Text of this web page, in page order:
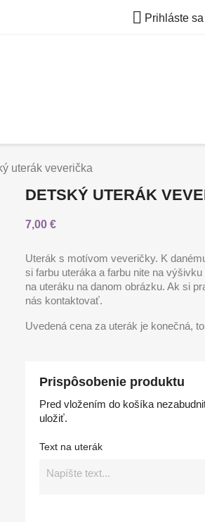
 Prihláste sa
uterák veverička
DETSKÝ UTERÁK
7,00 €
Uterák s motívom veveričky. K
si farbu uteráka a farbu nite na
na uteráku na danom obrázku. Ak si
nás kontaktovať.
Uvedená cena za uterák je konečná,
Prispôsobenie produktu
Pred vložením do košíka
uložiť.
Text na uterák